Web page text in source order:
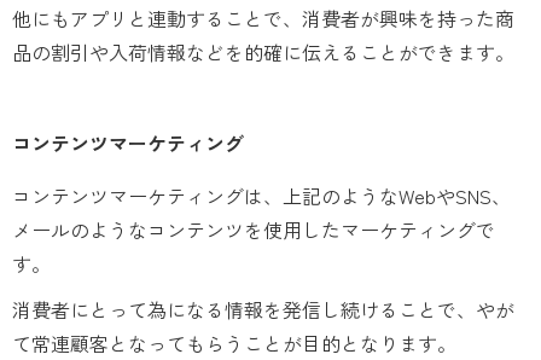
他にもアプリと連動することで、消費者が興味を持った商
品の割引や入荷情報などを的確に伝えることができます。
コンテンツマーケティング
コンテンツマーケティングは、上記のようなWebやSNS、
メールのようなコンテンツを使用したマーケティングで
す。
消費者にとって為になる情報を発信し続けることで、やが
て常連顧客となってもらうことが目的となります。